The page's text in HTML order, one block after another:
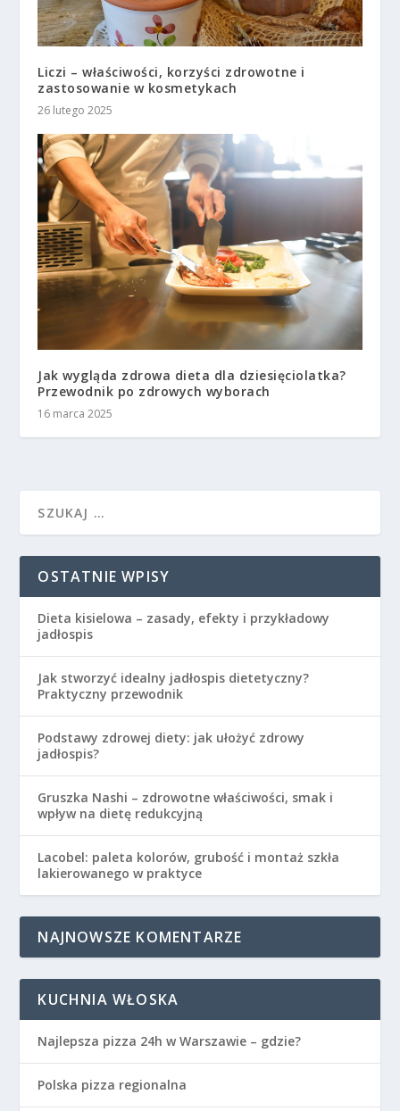
Liczi – właściwości, korzyści zdrowotne i
zastosowanie w kosmetykach
26 lutego 2025
Jak wygląda zdrowa dieta dla dziesięciolatka?
Przewodnik po zdrowych wyborach
16 marca 2025
OSTATNIE WPISY
Dieta kisielowa – zasady, efekty i przykładowy
jadłospis
Jak stworzyć idealny jadłospis dietetyczny?
Praktyczny przewodnik
Podstawy zdrowej diety: jak ułożyć zdrowy
jadłospis?
Gruszka Nashi – zdrowotne właściwości, smak i
wpływ na dietę redukcyjną
Lacobel: paleta kolorów, grubość i montaż szkła
lakierowanego w praktyce
NAJNOWSZE KOMENTARZE
KUCHNIA WŁOSKA
Najlepsza pizza 24h w Warszawie – gdzie?
Polska pizza regionalna